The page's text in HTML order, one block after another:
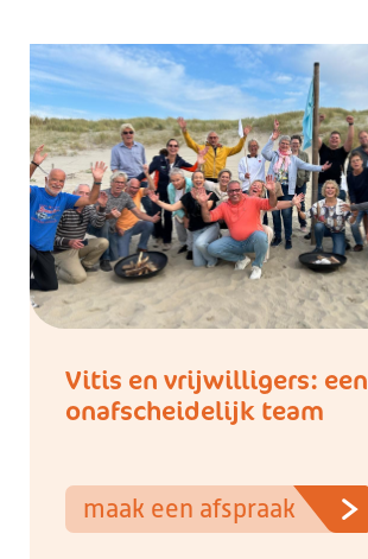
Vitis en vrijwilligers: een
onafscheidelijk team
maak een afspraak